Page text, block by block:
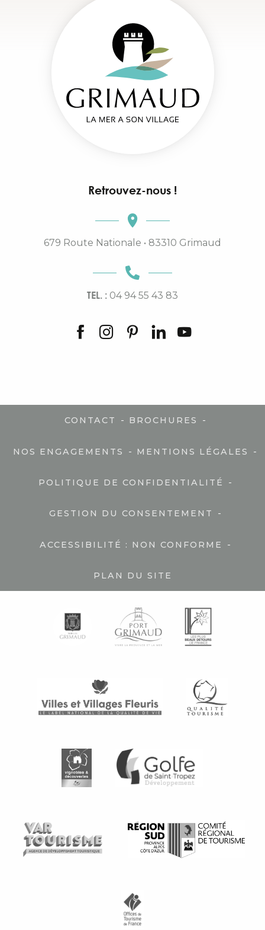
Retrouvez-nous !
679 Route Nationale • 83310 Grimaud
TEL. : 04 94 55 43 83
CONTACT - BROCHURES -
NOS ENGAGEMENTS - MENTIONS LÉGALES -
POLITIQUE DE CONFIDENTIALITÉ -
GESTION DU CONSENTEMENT -
ACCESSIBILITÉ : NON CONFORME -
PLAN DU SITE